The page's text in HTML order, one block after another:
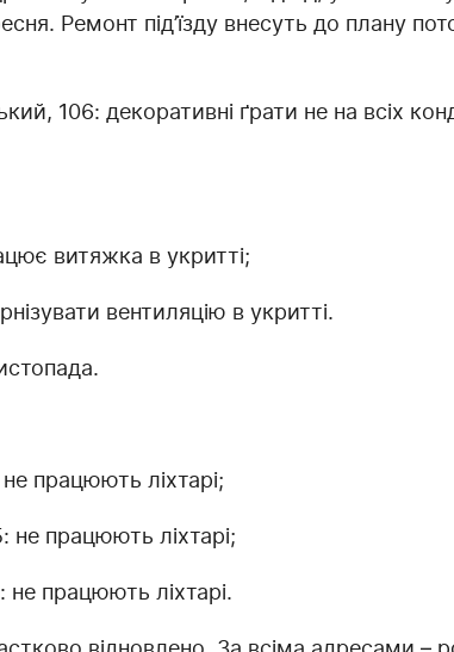
Ремонт під’їзду внесуть до плану
106: декоративні ґрати не на всіх
витяжка в укритті;
вентиляцію в укритті.
працюють ліхтарі;
працюють ліхтарі;
працюють ліхтарі.